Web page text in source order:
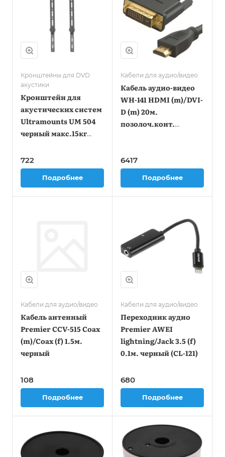
Кронштейны для DVD
акустики
Кронштейн для
акустических систем
Ultramounts UM 504
черный макс.15кг
722
Подробнее
Кабели для аудио/видео
Кабель аудио-видео
WH-141 HDMI (m)/DVI-
D (m) 20м.
позолоч.конт.
6417
Подробнее
Кабели для аудио/видео
Кабель антенный
Premier CCV-515 Coax
(m)/Coax (f) 1.5м.
черный
108
Подробнее
Кабели для аудио/видео
Переходник аудио
Premier AWEI
lightning/Jack 3.5 (f)
0.1м. черный (CL-121)
680
Подробнее